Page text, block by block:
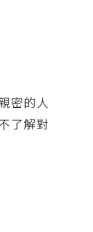
密的人
了解對